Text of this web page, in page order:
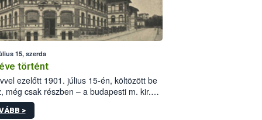
15, szerda
történt
ezelőtt 1901. július 15-én, költözött be
még csak részben – a budapesti m. kir.
állomás a Kis Rókus utca
alatti, Czigler Győző által tervezett új
>